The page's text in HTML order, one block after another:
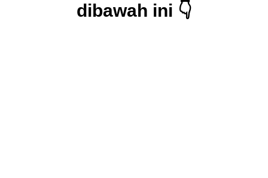
dibawah ini 👇